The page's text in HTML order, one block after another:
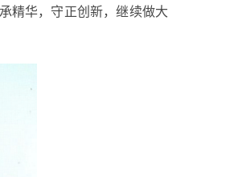
精华，守正创新，继续做大